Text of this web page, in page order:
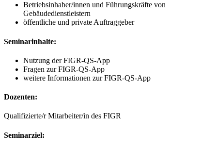
Betriebsinhaber/innen und Führungskräfte von
Gebäudedienstleistern
öffentliche und private Auftraggeber
Seminarinhalte:
Nutzung der FIGR-QS-App
Fragen zur FIGR-QS-App
weitere Informationen zur FIGR-QS-App
Dozenten:
Qualifizierte/r Mitarbeiter/in des FIGR
Seminarziel: